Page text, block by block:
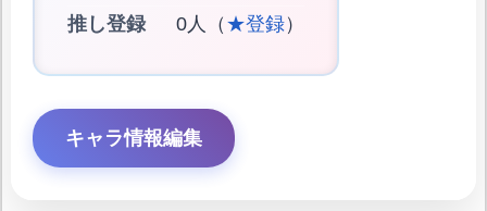
推し登録 0人（ ★登録）
キャラ情報編集